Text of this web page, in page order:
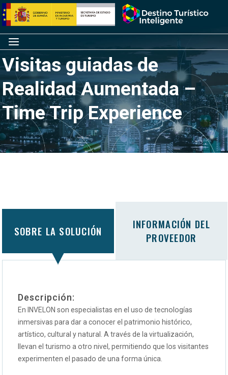
Saltar
al
contenido
Inicio
Menú
Visitas guiadas de
Realidad Aumentada –
Time Trip Experience
SOBRE LA SOLUCIÓN
INFORMACIÓN DEL
PROVEEDOR
Descripción:
En INVELON son especialistas en el uso de tecnologías
inmersivas para dar a conocer el patrimonio histórico,
artístico, cultural y natural. A través de la virtualización,
llevan el turismo a otro nivel, permitiendo que los visitantes
experimenten el pasado de una forma única.